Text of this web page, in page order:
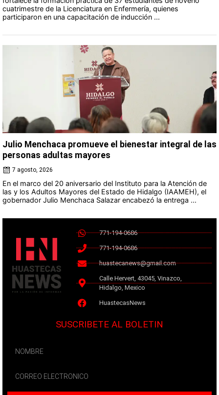
cuatrimestre de la Licenciatura en Enfermería, quienes
participaron en una capacitación de inducción ...
Julio Menchaca promueve el bienestar integral de las
personas adultas mayores
7 agosto, 2026
En el marco del 20 aniversario del Instituto para la Atención de
las y los Adultos Mayores del Estado de Hidalgo (IAAMEH), el
gobernador Julio Menchaca Salazar encabezó la entrega ...
771-194-0686
771-194-0686
huastecanews@gmail.com
Calle Hervert, 43045, Vinazco,
Hidalgo, Mexico
HuastecasNews
SUSCRIBETE AL BOLETIN